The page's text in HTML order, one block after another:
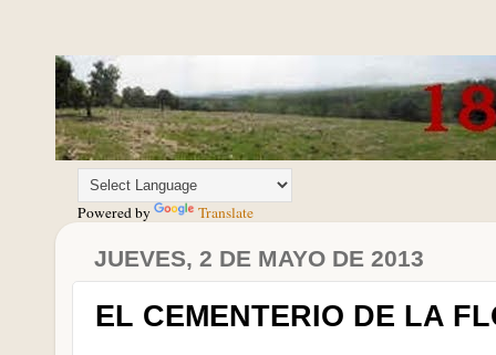
Powered by Translate
JUEVES, 2 DE MAYO DE 2013
EL CEMENTERIO DE LA